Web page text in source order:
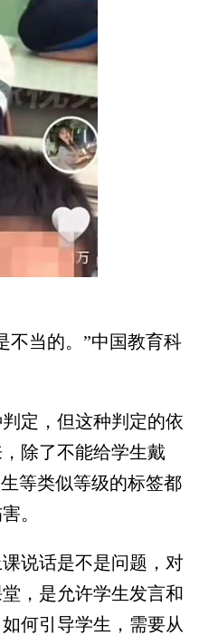
当的。”中国教育科
定，但这种判定的依
除了不能给学生戴
等类似等级的标签都
。
说话是不是问题，对
，是允许学生发言和
何引导学生，需要从